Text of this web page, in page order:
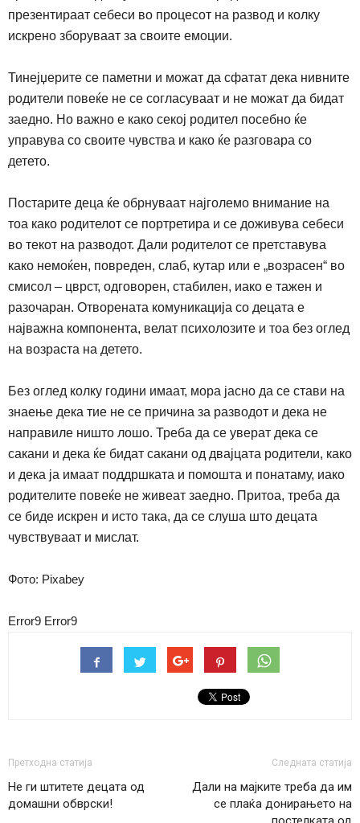
презентираат себеси во процесот на развод и колку
искрено зборуваат за своите емоции.
Тинејџерите се паметни и можат да сфатат дека нивните
родители повеќе не се согласуваат и не можат да бидат
заедно. Но важно е како секој родител посебно ќе
управува со своите чувства и како ќе разговара со
детето.
Постарите деца ќе обрнуваат најголемо внимание на
тоа како родителот се портретира и се доживува себеси
во текот на разводот. Дали родителот се претставува
како немоќен, повреден, слаб, кутар или е „возрасен“ во
смисол – цврст, одговорен, стабилен, иако е тажен и
разочаран. Отворената комуникација со децата е
најважна компонента, велат психолозите и тоа без оглед
на возраста на детето.
Без оглед колку години имаат, мора јасно да се стави на
знаење дека тие не се причина за разводот и дека не
направиле ништо лошо. Треба да се уверат дека се
сакани и дека ќе бидат сакани од двајцата родители, како
и дека ја имаат поддршката и помошта и понатаму, иако
родителите повеќе не живеат заедно. Притоа, треба да
се биде искрен и исто така, да се слуша што децата
чувствуваат и мислат.
Фото: Pixabey
Error9 Error9
Претходна статија
Не ги штитете децата од
домашни обврски!
Следната статија
Дали на мајките треба да им
се плаќа донирањето на